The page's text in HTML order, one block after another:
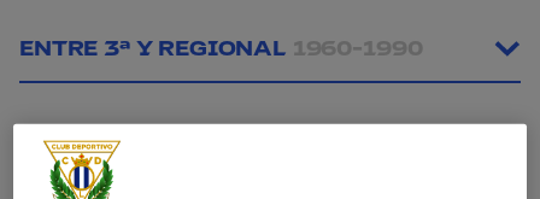
ENTRE 3ª Y REGIONAL 1960-1990
LOS FELICES AÑOS 90